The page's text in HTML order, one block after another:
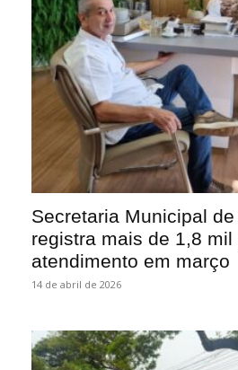
Secretaria Municipal
registra mais de 1,8
atendimento em março
14 de abril de 2026